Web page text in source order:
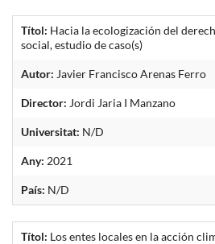
Títol: Hacia la ecologización del
social, estudio de caso(s)
Autor: Javier Francisco Arenas Ferro
Director: Jordi Jaria I Manzano
Universitat: N/D
Any: 2021
País: N/D
Títol: Los entes locales en la acción